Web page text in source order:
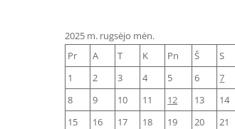
2025 m. rugsėjo mėn.
Pr
A T K Pn Š
S
1
2 3 4 5 6
7
8
9 10 11 12 13
14
15
16 17 18 19 20
21